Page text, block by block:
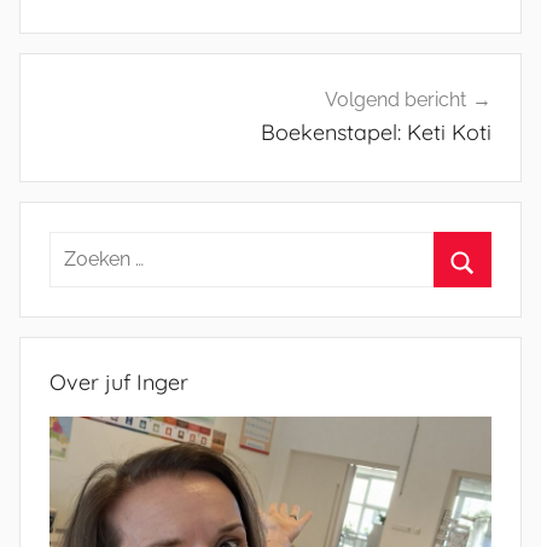
Volgend bericht
Boekenstapel: Keti Koti
Zoeken
Over juf Inger